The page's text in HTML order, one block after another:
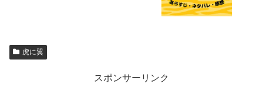
虎に翼
スポンサーリンク